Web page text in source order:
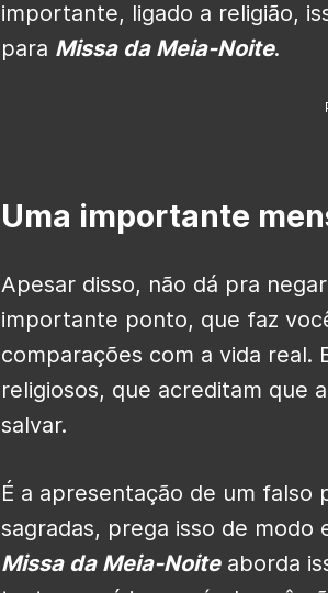
importante, ligado a religião,
para Missa da Meia-Noite.
Uma importante
Apesar disso, não dá pra
importante ponto, que faz
comparações com a vida real.
religiosos, que acreditam que
salvar.
É a apresentação de um
sagradas, prega isso de modo
Missa da Meia-Noiteaborda